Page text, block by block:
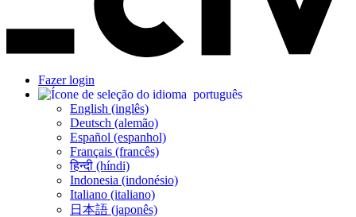
Fazer login
português
English (inglês)
Deutsch (alemão)
Español (espanhol)
Français (francês)
हिन्दी (híndi)
Indonesia (indonésio)
Italiano (italiano)
日本語 (japonês)